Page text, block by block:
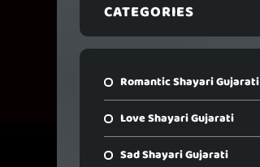
CATEGORIES
Romantic Shayari Gujarati
Love Shayari Gujarati
Sad Shayari Gujarati